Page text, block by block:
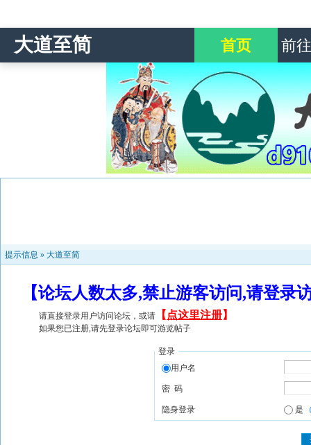
大道至简 首页 前
提示信息 » 大道至简
【论坛人数太多,禁止游客访问,请登
请直接登录用户访问论坛，或请 【 点这里注册】
如果您已注册,请先登录论坛即可游览帖子
登录
用户名
密 码
隐身登录 是